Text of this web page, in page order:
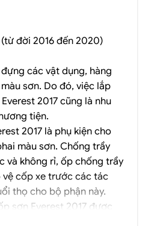
đời 2016 đến 2020)
các vật dụng, hàng
sơn. Do đó, việc lắp
2017 cũng là nhu
tiện.
2017 là phụ kiện cho
màu sơn. Chống trầy
và không rỉ, ốp chống trầy
cốp xe trước các tác
thọ cho bộ phận này.
sơn Everest 2017 được